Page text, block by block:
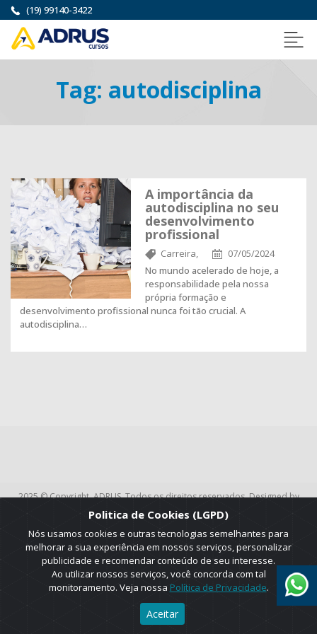
(19) 99140-3422
Tag: autodisciplina
A importância da
autodisciplina no seu
desenvolvimento
profissional
Carreira,
07/05/2024
No mundo acelerado de hoje, a
responsabilidade pela nossa
própria formação e
desenvolvimento profissional nunca foi tão crucial. A
autodisciplina…
2025 © Copyright. ADRUS. Todos os direitos reservados. Designed by
AGT Online.
Politica de Cookies (LGPD)
Nós usamos cookies e outras tecnologias semelhantes para
melhorar a sua experiência em nossos serviços, personalizar
publicidade e recomendar conteúdo de seu interesse.
Ao utilizar nossos serviços, você concorda com tal
monitoramento. Veja nossa Política de Privacidade.
Aceitar